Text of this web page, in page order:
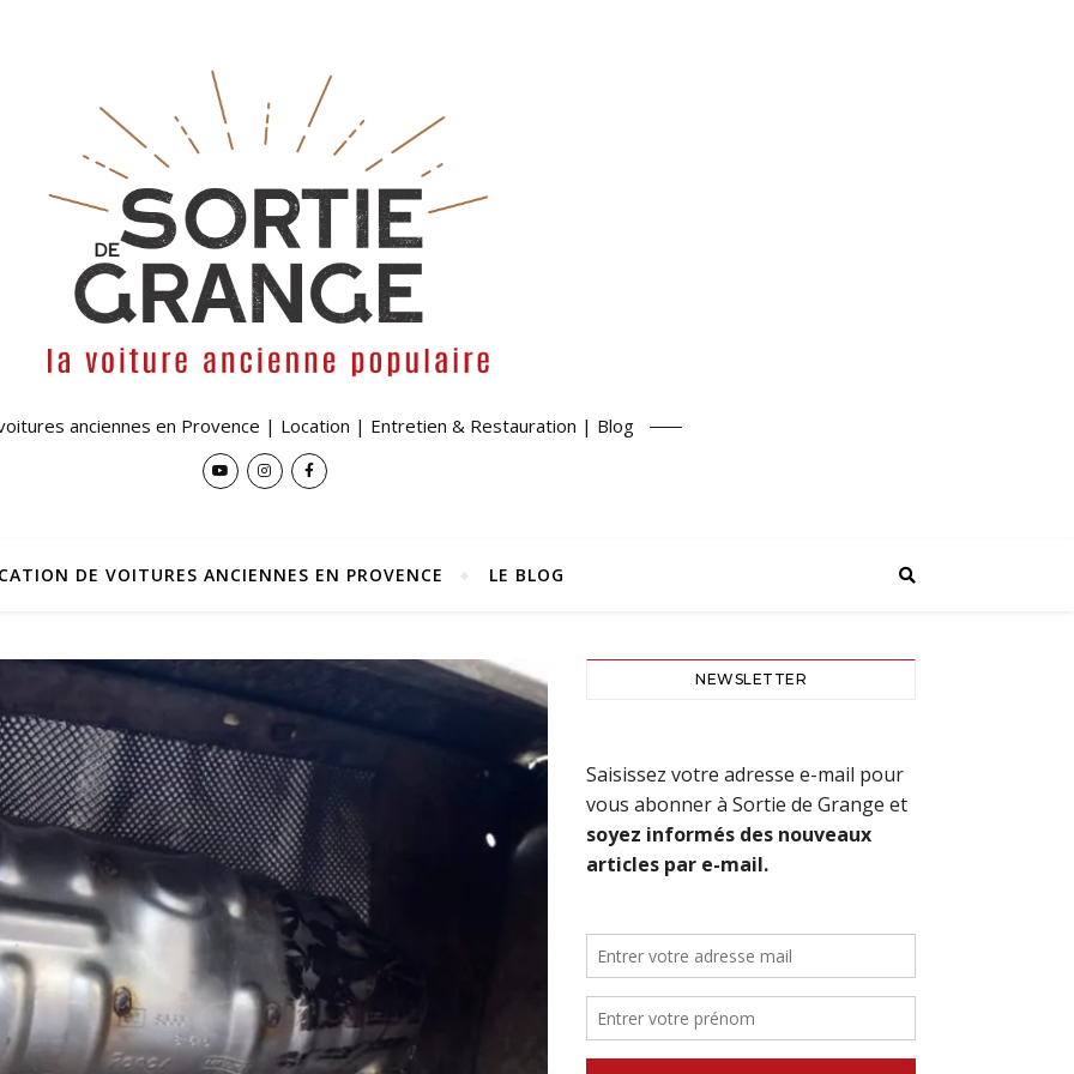
anciennes en Provence | Location | Entretien & Restauration | Blog
DE VOITURES ANCIENNES EN PROVENCE LE BLOG
NEWSLETTER